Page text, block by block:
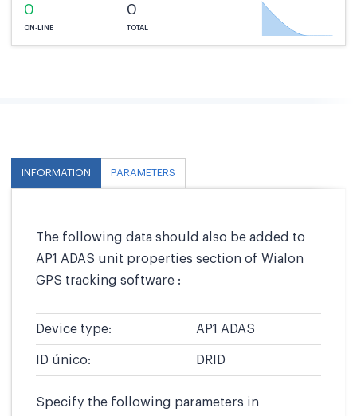
0
ON-LINE
0
TOTAL
INFORMATION PARAMETERS
The following data should also be added to
AP1 ADAS unit properties section of Wialon
GPS tracking software :
Device type: AP1 ADAS
ID único: DRID
Specify the following parameters in